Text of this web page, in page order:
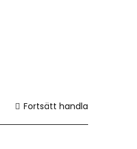
Fortsätt handla